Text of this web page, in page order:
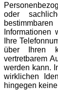
oder
Ihre
über Ihren
vertretbarem
werden kann.
wirklichen
hingegen